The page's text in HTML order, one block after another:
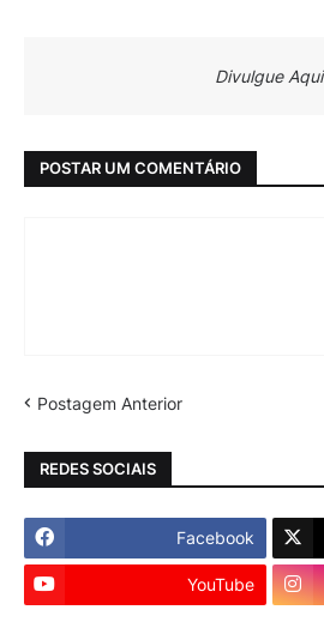
Divulgue Aqui
POSTAR UM COMENTÁRIO
Postagem Anterior
REDES SOCIAIS
Facebook
YouTube